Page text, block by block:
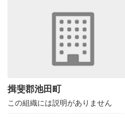
揖斐郡池田町
この組織には説明がありません